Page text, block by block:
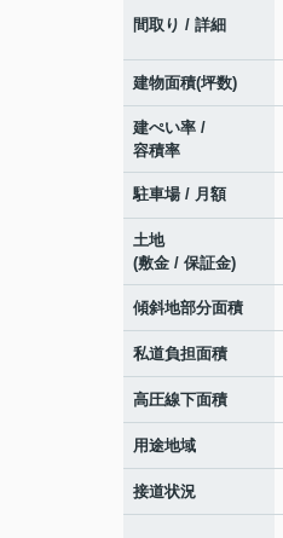
間取り / 詳細
建物面積(坪数)
建ぺい率 /
容積率
駐車場 / 月額
土地
(敷金 / 保証金)
傾斜地部分面積
私道負担面積
高圧線下面積
用途地域
接道状況